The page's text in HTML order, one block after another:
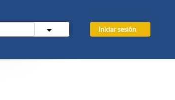
Iniciar sesión